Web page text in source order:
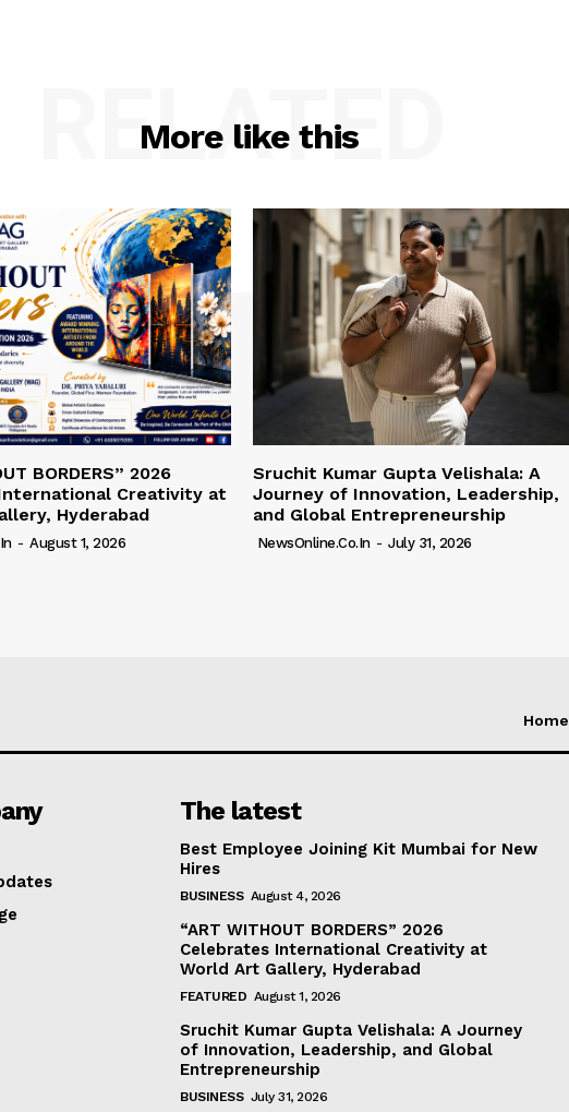
More like this
RELATED
BORDERS” 2026
Creativity at
Hyderabad
- August 1, 2026
Sruchit Kumar Gupta Velishala: A
Journey of Innovation, Leadership,
and Global Entrepreneurship
NewsOnline.co.in - July 31, 2026
Home
The latest
Best Employee Joining Kit Mumbai for New
Hires
BUSINESS August 4, 2026
“ART WITHOUT BORDERS” 2026
Celebrates International Creativity at
World Art Gallery, Hyderabad
FEATURED August 1, 2026
Sruchit Kumar Gupta Velishala: A Journey
of Innovation, Leadership, and Global
Entrepreneurship
BUSINESS July 31, 2026